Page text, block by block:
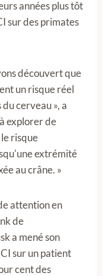
années plus tôt
sur des primates
découvert que
un risque réel
cerveau », a
explorer de
risque
extrémité
au crâne. »
attention en
de
a mené son
sur un patient
cent des